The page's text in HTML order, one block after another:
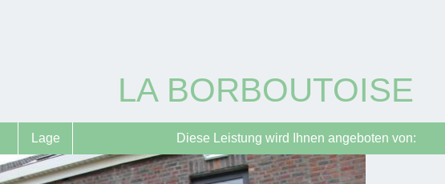
LA BORBOUTOISE
Lage Diese Leistung wird Ihnen angeboten von: